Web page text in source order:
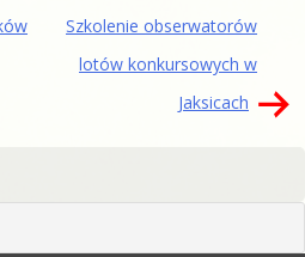
Szkolenie obserwatorów
lotów konkursowych w
Jaksicach